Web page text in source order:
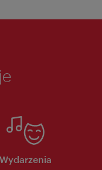
Wydarzenia